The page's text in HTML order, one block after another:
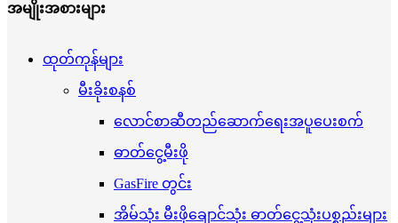
အမျိုးအစားများ
ထုတ်ကုန်များ
မီးခိုးစနစ်
လောင်စာဆီတည်ဆောက်ရေးအပူပေးစက်
ဓာတ်ငွေ့မီးဖို
GasFire တွင်း
အိမ်သုံး မီးဖိုချောင်သုံး ဓာတ်ငွေ့သုံးပစ္စည်းများ